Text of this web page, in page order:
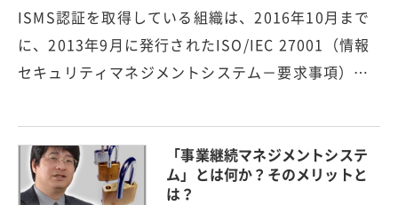
ISMS認証を取得している組織は、2016年10月まで
に、2013年9月に発行されたISO/IEC 27001（情報
セキュリティマネジメントシステム－要求事項）…
「事業継続マネジメントシステ
ム」とは何か？そのメリットと
は？